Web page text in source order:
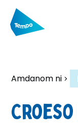
Amdanom ni
Croeso